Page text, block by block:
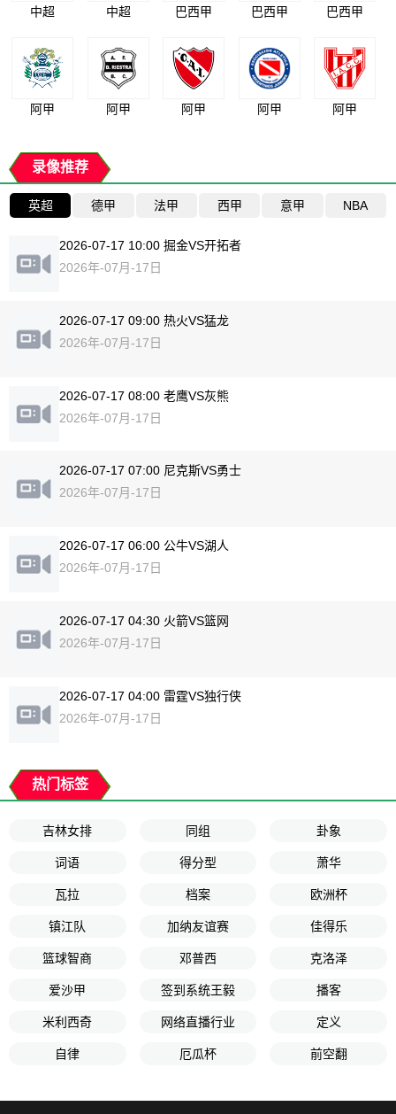
中超 中超 巴西甲 巴西甲 巴西甲
阿甲 阿甲 阿甲 阿甲 阿甲
录像推荐
英超 德甲 法甲 西甲 意甲 NBA
2026-07-17 10:00 掘金VS开拓者
2026年-07月-17日
2026-07-17 09:00 热火VS猛龙
2026年-07月-17日
2026-07-17 08:00 老鹰VS灰熊
2026年-07月-17日
2026-07-17 07:00 尼克斯VS勇士
2026年-07月-17日
2026-07-17 06:00 公牛VS湖人
2026年-07月-17日
2026-07-17 04:30 火箭VS篮网
2026年-07月-17日
2026-07-17 04:00 雷霆VS独行侠
2026年-07月-17日
热门标签
吉林女排 同组 卦象
词语 得分型 萧华
瓦拉 档案 欧洲杯
镇江队 加纳友谊赛 佳得乐
篮球智商 邓普西 克洛泽
爱沙甲 签到系统王毅 播客
米利西奇 网络直播行业 定义
自律 厄瓜杯 前空翻